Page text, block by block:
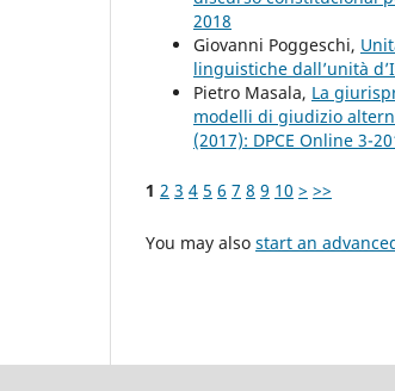
2018
Giovanni Poggeschi,
linguistiche dall’unità
Pietro Masala, La
modelli di giudizio
(2017): DPCE Online 3-
1 2 3 4 5 6 7 8 9 10 > >>
You may also start an